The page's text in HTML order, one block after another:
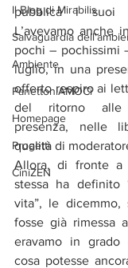
Il Blog di Mirabilis
Salvaguardia
Ambiente
PanettoniAMOCi
Homepage
Progetti
CiniZEN
pubblica i suoi
L’avevamo anche
pochi – pochissimi
luglio, in una
offerto respiro ai
del ritorno alle
presenza, nelle
qualità di
Allora, di fronte a
stessa ha definito
vita”, le dicemmo,
fosse già rimessa
eravamo in grado
cosa potesse